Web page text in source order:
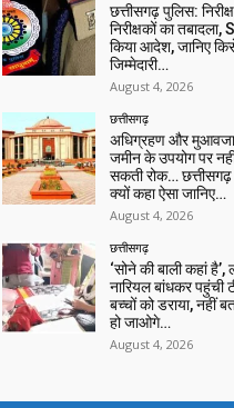
छत्तीसगढ़ पुलिस:
निरीक्षकों का तबादला,
किया आदेश, जानिए
जिम्मेदारी…
August 4, 2026
छत्तीसगढ़
अधिग्रहण और मुआवजा
जमीन के उपयोग पर
सकती रोक… छत्तीसगढ़
क्यों कहा ऐसा जानिए…
August 4, 2026
छत्तीसगढ़
‘सोने की बाली कहां
नारियल बांधकर पहुंची
बच्चों को डराया, नहीं
हो जाओगे…
August 4, 2026